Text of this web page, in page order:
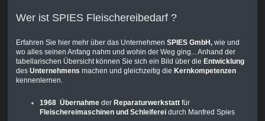
Wer ist SPIES Fleischereibedarf ?
Erfahren Sie hier mehr über das Unternehmen SPIES GmbH,wie und
wo alles seinen Anfang nahm und wohin der Weg ging... Anhand der
tabellarischen Übersicht können Sie sich ein Bild über die Entwicklung
des Unternehmens machen und gleichzeitig die Kernkompetenzen
kennenlernen.
1968 Übernahmeder Reparaturwerkstattfür
Fleischereimaschinen und Schleifereidurch Manfred Spies